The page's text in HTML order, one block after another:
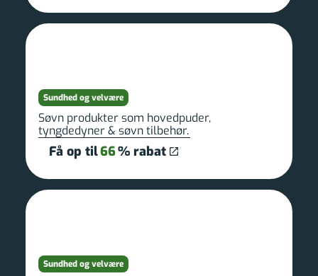
Sundhed og velvære
Søvn produkter som hovedpuder,
tyngdedyner & søvn tilbehør.
Få op til66% rabat
Sundhed og velvære